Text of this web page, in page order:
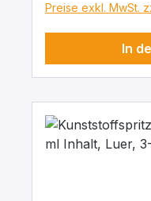
Preise exkl. MwSt.
In